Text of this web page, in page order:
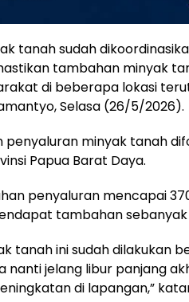
tanah sudah
tambahan minyak
di beberapa lokasi
Selasa (26/5/2026).
minyak tanah
Papua Barat Daya.
penyaluran mencapai
tambahan
tanah ini sudah dilakukan
nanti jelang libur panjang
di lapangan,”